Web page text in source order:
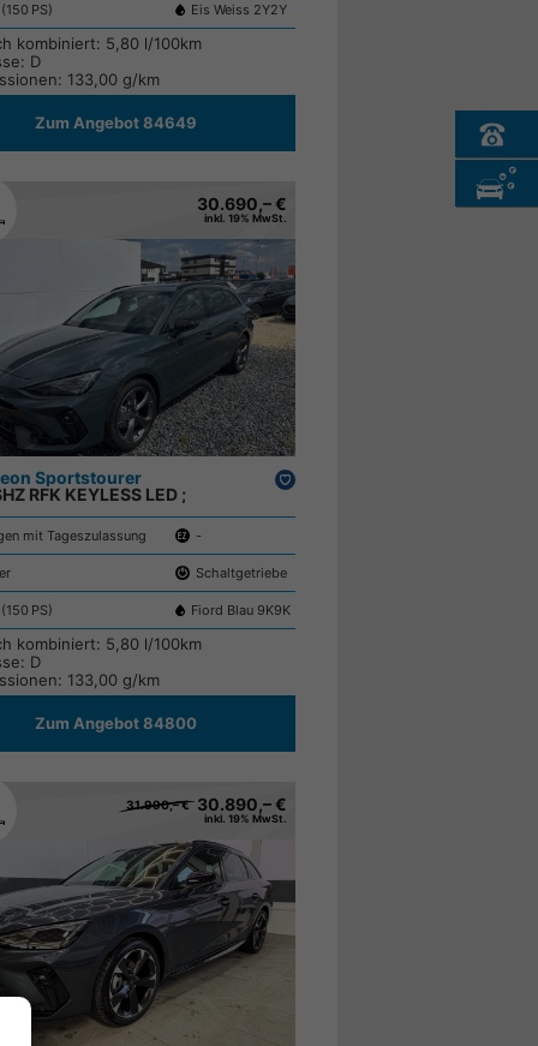
PS) Eis Weiss 2Y2Y
kombiniert: 5,80 l/100km
D
133,00 g/km
Zum Angebot 84649
30.690,– €
inkl. 19% MwSt.
Sportstourer
RFK KEYLESS LED ;
mit Tageszulassung -
Schaltgetriebe
PS) Fiord Blau 9K9K
kombiniert: 5,80 l/100km
D
133,00 g/km
Zum Angebot 84800
31.990,– € 30.890,– €
inkl. 19% MwSt.